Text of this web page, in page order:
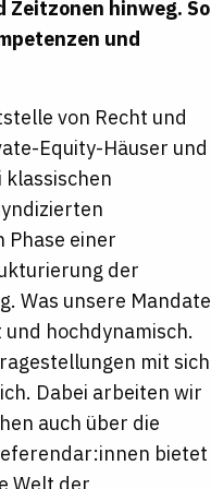
Zeitzonen hinweg. So
und
von Recht und
Equity-Häuser und
einer
der
Was unsere Mandate
hochdynamisch.
mit sich
Dabei arbeiten wir
auch über die
bietet
Welt der